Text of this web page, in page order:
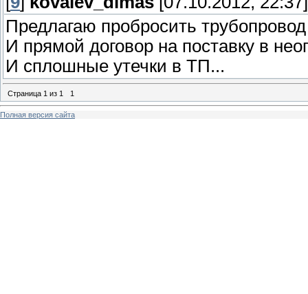
Предлагаю пробросить
И прямой договор на поставку в
И сплошные утечки в ТП...
Страница 1 из 1 1
Полная версия сайта